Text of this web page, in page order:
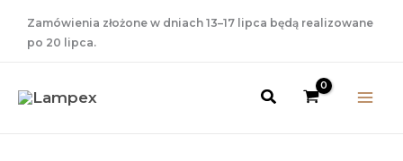
Zamówienia złożone w dniach 13–17 lipca będą realizowane
po 20 lipca.
Szukaj